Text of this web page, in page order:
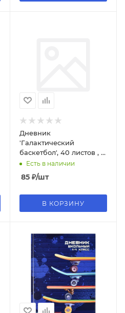
Дневник
'Галактический
баскетбол', 40 листов , 1-
11 классы, Д40-8152
Есть в наличии
85 ₽/шт
В КОРЗИНУ